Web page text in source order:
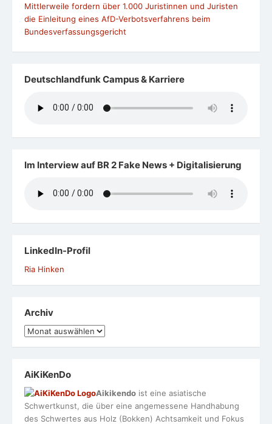
Mittlerweile fordern über 1.000 Juristinnen und Juristen
die Einleitung eines AfD-Verbotsverfahrens beim
Bundesverfassungsgericht
Deutschlandfunk Campus & Karriere
Im Interview auf BR 2 Fake News + Digitalisierung
LinkedIn-Profil
Ria Hinken
Archiv
Archiv
AiKiKenDo
Aikikendo ist eine asiatische
Schwertkunst, die über eine angemessene Handhabung
des Schwertes aus Holz (Bokken) Achtsamkeit und Fokus